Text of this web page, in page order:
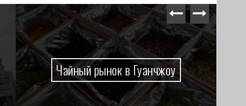
Чайный рынок в Гуанчжоу